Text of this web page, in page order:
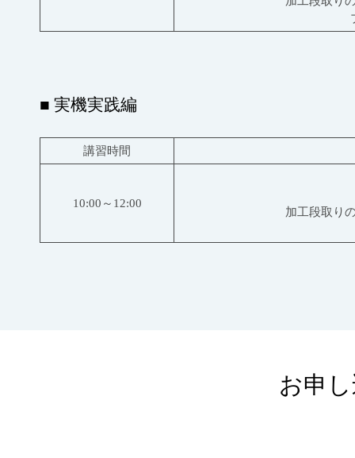
■ 実機実践編
講習時間
10:00～12:00
加工段取り
お申